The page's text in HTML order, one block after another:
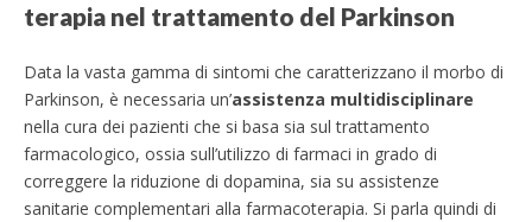
terapia nel trattamento del Parkinson
Data la vasta gamma di sintomi che caratterizzano il morbo di
Parkinson, è necessaria un’assistenza multidisciplinare
nella cura dei pazienti che si basa sia sul trattamento
farmacologico, ossia sull’utilizzo di farmaci in grado di
correggere la riduzione di dopamina, sia su assistenze
sanitarie complementari alla farmacoterapia. Si parla quindi di